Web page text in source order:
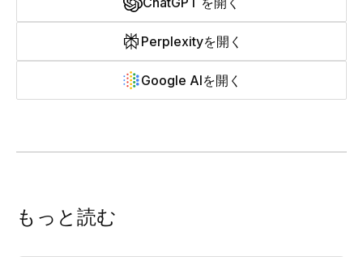
Perplexityを開く
Google AIを開く
もっと読む